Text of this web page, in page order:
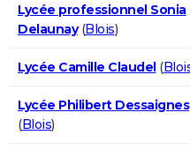
Lycée professionnel Sonia
Delaunay(Blois)
Lycée Camille Claudel(
Lycée Philibert Dessaignes
(Blois)